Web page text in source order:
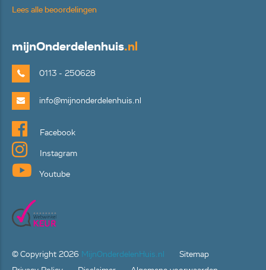
Lees alle beoordelingen
mijnOnderdelenhuis.nl
0113 - 250628
info@mijnonderdelenhuis.nl
Facebook
Instagram
Youtube
© Copyright 2026 MijnOnderdelenHuis.nl
Sitemap